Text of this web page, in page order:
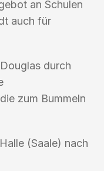
an Schulen
auch für
durch
zum Bummeln
(Saale) nach